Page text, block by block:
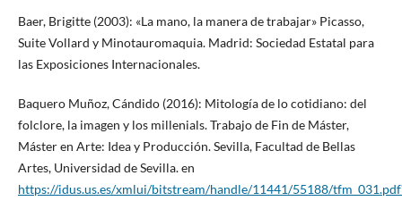
Baer, Brigitte (2003): «La mano, la manera de trabajar» Picasso,
Suite Vollard y Minotauromaquia. Madrid: Sociedad Estatal para
las Exposiciones Internacionales.
Baquero Muñoz, Cándido (2016): Mitología de lo cotidiano: del
folclore, la imagen y los millenials. Trabajo de Fin de Máster,
Máster en Arte: Idea y Producción. Sevilla, Facultad de Bellas
Artes, Universidad de Sevilla. en
https://idus.us.es/xmlui/bitstream/handle/11441/55188/